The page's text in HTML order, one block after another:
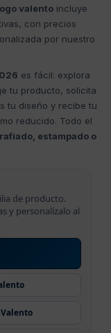
valento incluye
con precios
por nuestro
es fácil: explora
tu producto, solicita
tu diseño y recibe tu
reducido. Todo el
estampado o
de producto.
y personalízalo al